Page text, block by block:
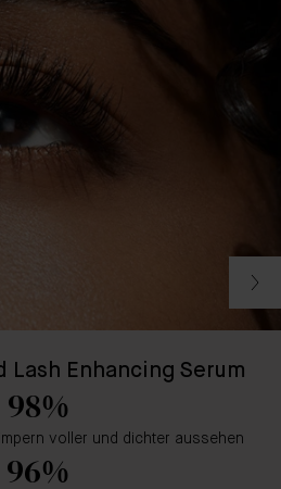
Lash Enhancing Serum
98%
voller und dichter aussehen
96%